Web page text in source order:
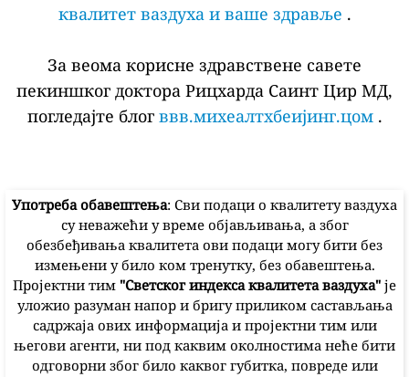
квалитет ваздуха и ваше здравље .
За веома корисне здравствене савете
пекиншког доктора Рицхарда Саинт Цир МД,
погледајте блог ввв.михеалтхбеијинг.цом.
Употреба обавештења: Сви подаци о квалитету ваздуха
су неважећи у време објављивања, а због
обезбеђивања квалитета ови подаци могу бити без
измењени у било ком тренутку, без обавештења.
Пројектни тим "Светског индекса квалитета ваздуха" је
уложио разуман напор и бригу приликом састављања
садржаја ових информација и пројектни тим или
његови агенти, ни под каквим околностима неће бити
одговорни због било каквог губитка, повреде или